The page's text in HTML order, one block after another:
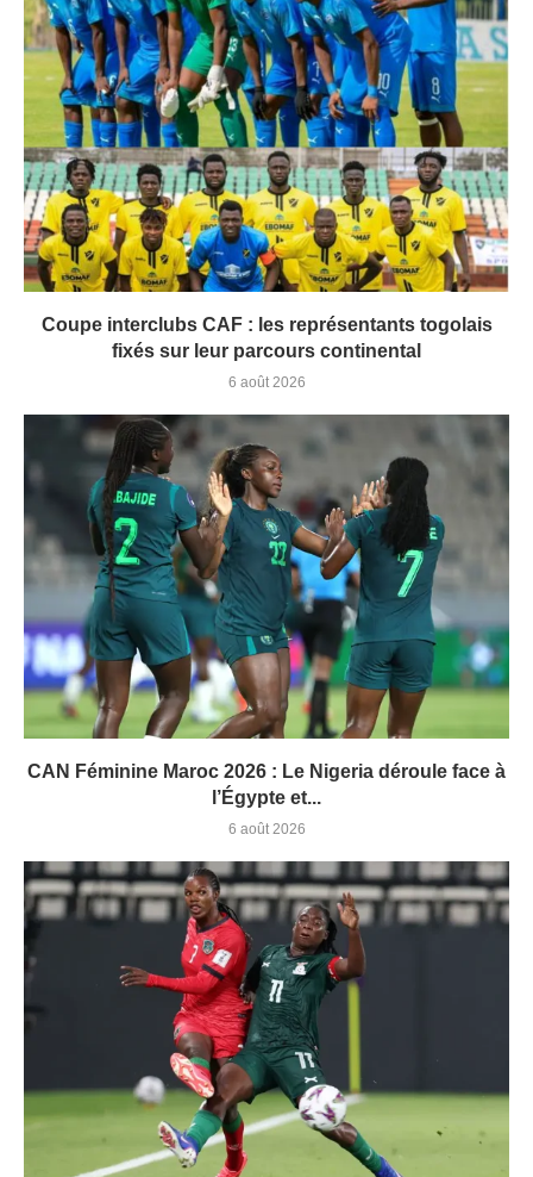
Coupe interclubs CAF : les représentants togolais
fixés sur leur parcours continental
6 août 2026
CAN Féminine Maroc 2026 : Le Nigeria déroule face à
l’Égypte et...
6 août 2026